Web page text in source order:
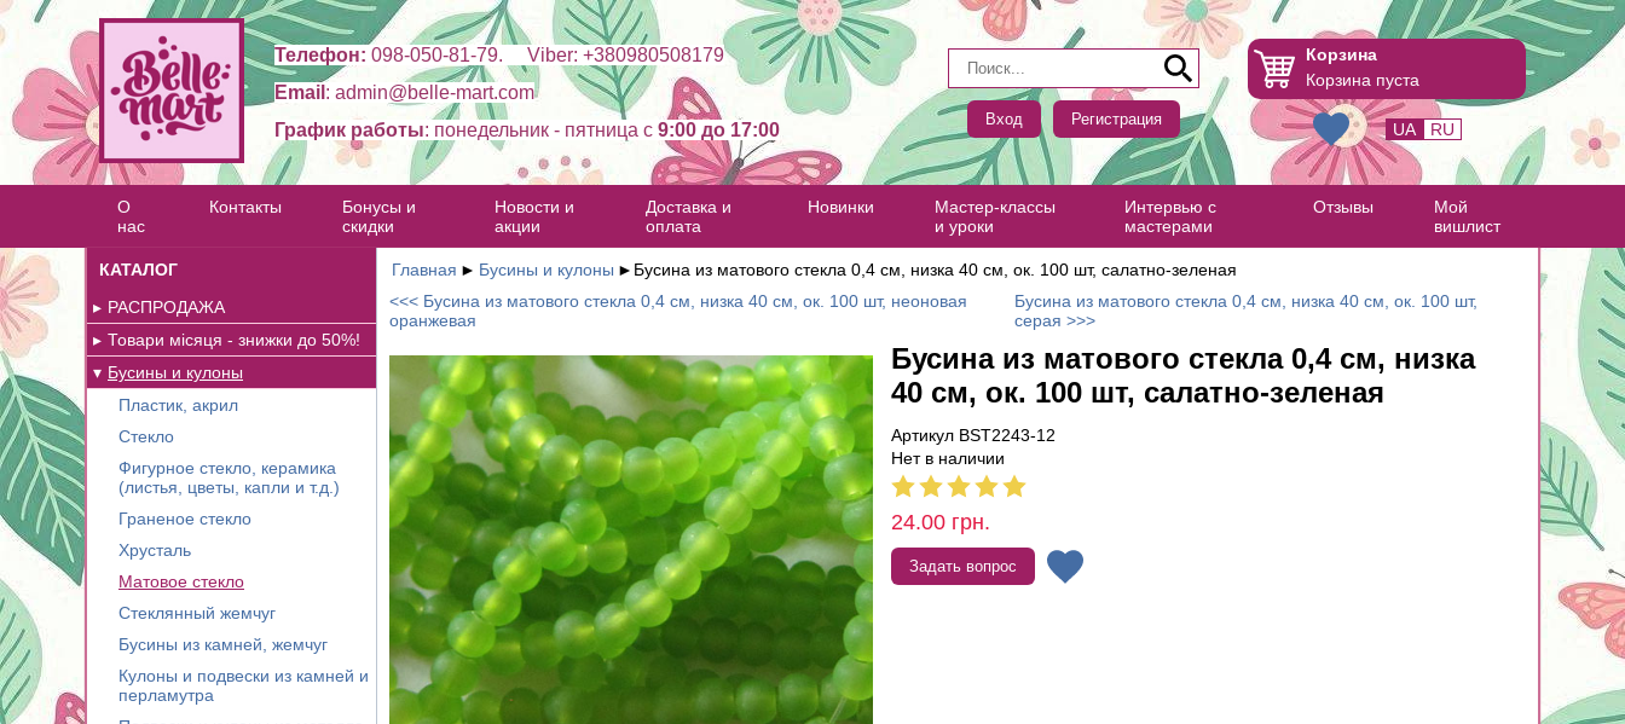
Телефон: 098-050-81-79. Viber: +380980508179
Email : admin@belle-mart.com
График работы: понедельник - пятница c 9:00 до 17:00
Вход Регистрация
Корзина
Корзина пуста
UA RU
О
нас
Контакты
Бонусы и
скидки
Новости и
акции
Доставка и
оплата
Новинки
Мастер-классы
и уроки
Интервью с
мастерами
Отзывы
Мой
вишлист
КАТАЛОГ
РАСПРОДАЖА
Товари місяця - знижки до 50%!
Бусины и кулоны
Пластик, акрил
Стекло
Фигурное стекло, керамика
(листья, цветы, капли и т.д.)
Граненое стекло
Хрусталь
Матовое стекло
Стеклянный жемчуг
Бусины из камней, жемчуг
Кулоны и подвески из камней и
перламутра
Главная ► Бусины и кулоны ► Бусина из матового стекла 0,4 см, низка 40 см, ок. 100 шт, салатно-зеленая
<<< Бусина из матового стекла 0,4 см, низка 40 см, ок. 100 шт, неоновая
оранжевая
Бусина из матового стекла 0,4 см, низка 40 см, ок. 100 шт,
серая >>>
Бусина из матового стекла 0,4 см, низка
40 см, ок. 100 шт, салатно-зеленая
Артикул BST2243-12
Нет в наличии
24.00 грн.
Задать вопрос